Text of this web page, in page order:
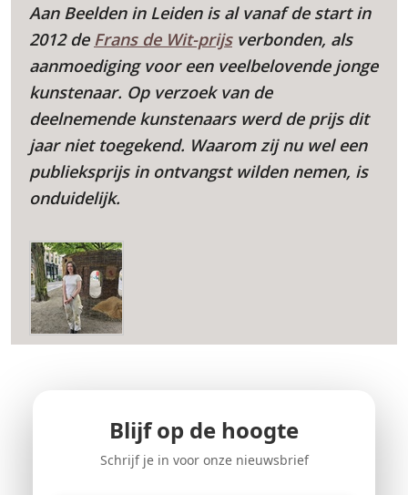
Aan Beelden in Leiden is al vanaf de start in
2012 de Frans de Wit-prijsverbonden, als
aanmoediging voor een veelbelovende jonge
kunstenaar. Op verzoek van de
deelnemende kunstenaars werd de prijs dit
jaar niet toegekend. Waarom zij nu wel een
publieksprijs in ontvangst wilden nemen, is
onduidelijk.
Blijf op de hoogte
Schrijf je in voor onze nieuwsbrief